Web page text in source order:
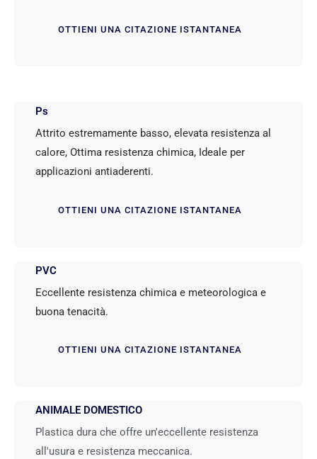
OTTIENI UNA CITAZIONE ISTANTANEA
Ps
Attrito estremamente basso, elevata resistenza al
calore, Ottima resistenza chimica, Ideale per
applicazioni antiaderenti.
OTTIENI UNA CITAZIONE ISTANTANEA
PVC
Eccellente resistenza chimica e meteorologica e
buona tenacità.
OTTIENI UNA CITAZIONE ISTANTANEA
ANIMALE DOMESTICO
Plastica dura che offre un'eccellente resistenza
all'usura e resistenza meccanica.